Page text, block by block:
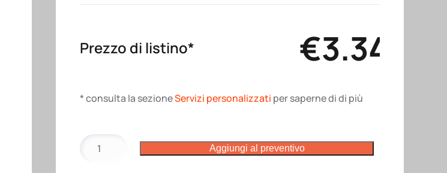
Prezzo di listino* €3.34
* consulta la sezioneServizi personalizzati per saperne di di più
lungo
Aggiungi al preventivo